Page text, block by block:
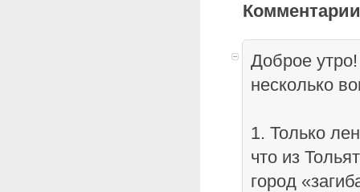
Доброе
несколько
1. Только
что из
город